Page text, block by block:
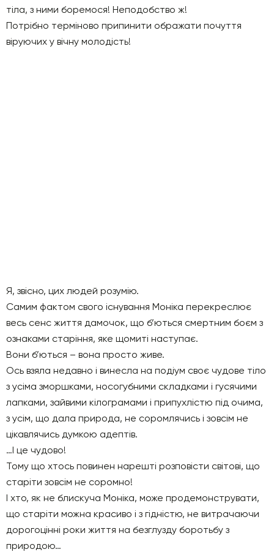
тіла, з ними боремося! Неподобство ж!
Потрібно терміново припинити ображати почуття
віруючих у вічну молодість!
Я, звісно, ​​цих людей розумію.
Самим фактом свого існування Моніка перекреслює
весь сенс життя дамочок, що б’ються смертним боєм з
ознаками старіння, яке щомиті наступає.
Вони б’ються – вона просто живе.
Ось взяла недавно і винесла на подіум своє чудове тіло
з усіма зморшками, носогубними складками і гусячими
лапками, зайвими кілограмами і припухлістю під очима,
з усім, що дала природа, не соромлячись і зовсім не
цікавлячись думкою адептів.
…І це чудово!
Тому що хтось повинен нарешті розповісти світові, що
старіти зовсім не соромно!
І хто, як не блискуча Моніка, може продемонструвати,
що старіти можна красиво і з гідністю, не витрачаючи
дорогоцінні роки життя на безглузду боротьбу з
природою…